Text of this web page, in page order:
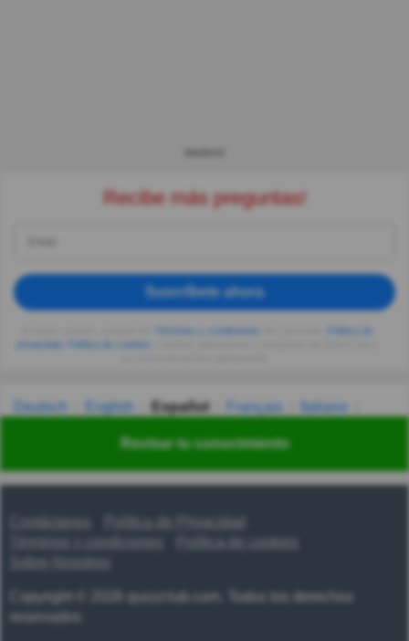
Revisar tu conocimiento
Recibe más preguntas!
Suscríbete ahora
Deutsch English Español Français
Italiano
Українська हिन्दी 한국어 汉语
Contáctanos
Política de Privacidad
Términos y condiciones
Copyright © 2026 quizzclub.com. Todos los derechos
reservados